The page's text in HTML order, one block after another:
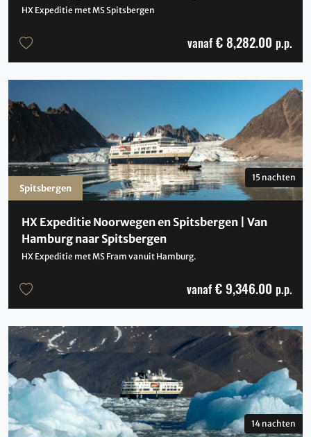
HX Expeditie met MS Spitsbergen
vanaf € 8,282.00 p.p.
HX Expeditie Noorwegen en Spitsbergen | Van
Hamburg naar Spitsbergen
HX Expeditie met MS Fram vanuit Hamburg.
15 nachten
vanaf € 9,346.00 p.p.
Spitsbergen
14 nachten